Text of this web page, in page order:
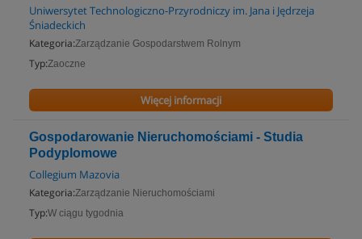
Uniwersytet Technologiczno-Przyrodniczy im. Jana i Jędrzeja
Śniadeckich
Kategoria:Zarządzanie Gospodarstwem Rolnym
Typ:Zaoczne
Więcej informacji
Gospodarowanie Nieruchomościami - Studia
Podyplomowe
Collegium Mazovia
Kategoria:Zarządzanie Nieruchomościami
Typ:W ciągu tygodnia